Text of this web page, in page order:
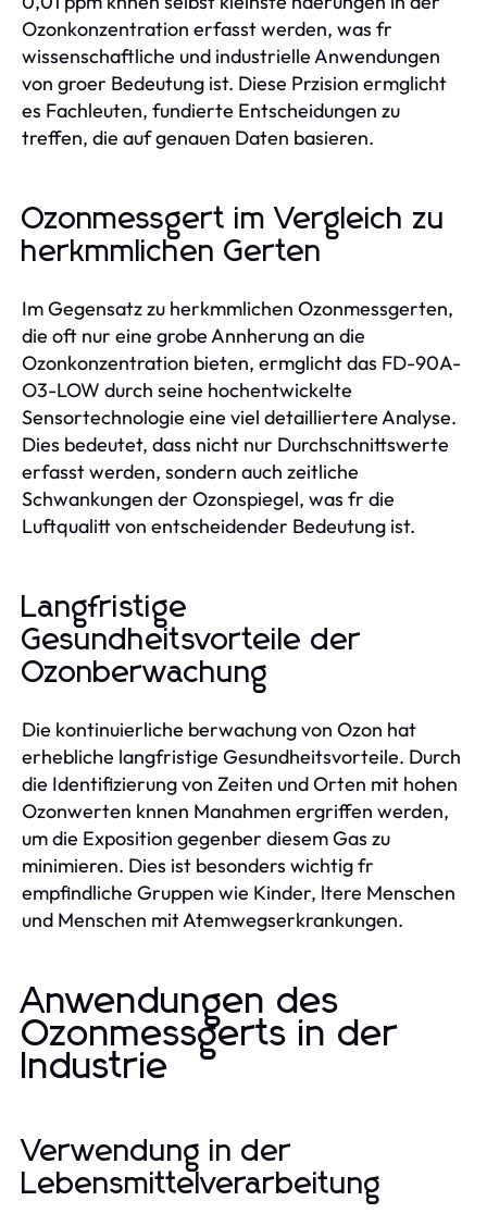
Ozonkonzentration erfasst werden, was fr
wissenschaftliche und industrielle Anwendungen
von groer Bedeutung ist. Diese Przision ermglicht
es Fachleuten, fundierte Entscheidungen zu
treffen, die auf genauen Daten basieren.
Ozonmessgert im Vergleich zu
herkmmlichen Gerten
Im Gegensatz zu herkmmlichen Ozonmessgerten,
die oft nur eine grobe Annherung an die
Ozonkonzentration bieten, ermglicht das FD-90A-
O3-LOW durch seine hochentwickelte
Sensortechnologie eine viel detailliertere Analyse.
Dies bedeutet, dass nicht nur Durchschnittswerte
erfasst werden, sondern auch zeitliche
Schwankungen der Ozonspiegel, was fr die
Luftqualitt von entscheidender Bedeutung ist.
Langfristige
Gesundheitsvorteile der
Ozonberwachung
Die kontinuierliche berwachung von Ozon hat
erhebliche langfristige Gesundheitsvorteile. Durch
die Identifizierung von Zeiten und Orten mit hohen
Ozonwerten knnen Manahmen ergriffen werden,
um die Exposition gegenber diesem Gas zu
minimieren. Dies ist besonders wichtig fr
empfindliche Gruppen wie Kinder, ltere Menschen
und Menschen mit Atemwegserkrankungen.
Anwendungen des
Ozonmessgerts in der
Industrie
Verwendung in der
Lebensmittelverarbeitung